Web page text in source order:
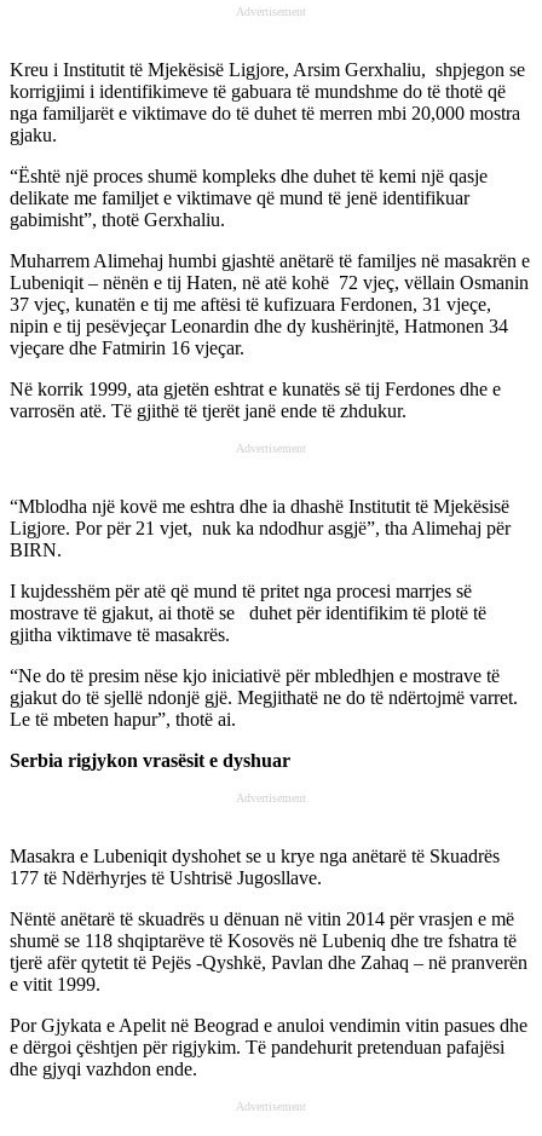
Advertisement
Kreu i Institutit të Mjekësisë Ligjore, Arsim Gerxhaliu, shpjegon se
korrigjimi i identifikimeve të gabuara të mundshme do të thotë që
nga familjarët e viktimave do të duhet të merren mbi 20,000 mostra
gjaku.
“Është një proces shumë kompleks dhe duhet të kemi një qasje
delikate me familjet e viktimave që mund të jenë identifikuar
gabimisht”, thotë Gerxhaliu.
Muharrem Alimehaj humbi gjashtë anëtarë të familjes në masakrën e
Lubeniqit – nënën e tij Haten, në atë kohë 72 vjeç, vëllain Osmanin
37 vjeç, kunatën e tij me aftësi të kufizuara Ferdonen, 31 vjeçe,
nipin e tij pesëvjeçar Leonardin dhe dy kushërinjtë, Hatmonen 34
vjeçare dhe Fatmirin 16 vjeçar.
Në korrik 1999, ata gjetën eshtrat e kunatës së tij Ferdones dhe e
varrosën atë. Të gjithë të tjerët janë ende të zhdukur.
Advertisement
“Mblodha një kovë me eshtra dhe ia dhashë Institutit të Mjekësisë
Ligjore. Por për 21 vjet, nuk ka ndodhur asgjë”, tha Alimehaj për
BIRN.
I kujdesshëm për atë që mund të pritet nga procesi marrjes së
mostrave të gjakut, ai thotë se duhet për identifikim të plotë të
gjitha viktimave të masakrës.
“Ne do të presim nëse kjo iniciativë për mbledhjen e mostrave të
gjakut do të sjellë ndonjë gjë. Megjithatë ne do të ndërtojmë varret.
Le të mbeten hapur”, thotë ai.
Serbia rigjykon vrasësit e dyshuar
Advertisement
Masakra e Lubeniqit dyshohet se u krye nga anëtarë të Skuadrës
177 të Ndërhyrjes të Ushtrisë Jugosllave.
Nëntë anëtarë të skuadrës u dënuan në vitin 2014 për vrasjen e më
shumë se 118 shqiptarëve të Kosovës në Lubeniq dhe tre fshatra të
tjerë afër qytetit të Pejës -Qyshkë, Pavlan dhe Zahaq – në pranverën
e vitit 1999.
Por Gjykata e Apelit në Beograd e anuloi vendimin vitin pasues dhe
e dërgoi çështjen për rigjykim. Të pandehurit pretenduan pafajësi
dhe gjyqi vazhdon ende.
Advertisement